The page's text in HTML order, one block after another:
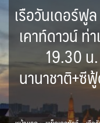
เอเชียกลาง 6
LKA ศรีลังกา +
ศ
KHM กัมพูชา 0
HKG ฮ่องกง - มาเก๊า
3
แอลเบเนีย - Albania
MNE มอนเตเนโกร 1
Baltic บอลติก 4
อเมริกาใต้ 8
CAN แคนาดา 3
ECU เอกวาดอร์ 0
USA สหรัฐอเมริกา
ทัวร์ ล่องเรือสำราญยุ
ทัวร์ ล่องเรือสำราญอ
1
ไมโครนีเซีย -
ขั้วโลกเหนือ 2
เกาะโบราโบร่า -
0
โมร็อคโค - Morocco
ล่องเรือดินเนอร์ วันวา
22
ล่องเรือดินเนอร์วันปีใ
ล่องเรือดินเนอร์แม่น้ำ
าพระยา
34
ล่องเรือโปรแกรมอยุธ
ล่องเรือ รอบ Sunset
ล่องเรือเหมาลำ / เห
อยอร์ช / Speed Boat ส่
ะเทศ
255
เรือยอร์ช / Speed
บ Join ทั่วประเทศ
72
ตั๋วสวนสนุก 0
บุฟเฟต์ใบหยก 7
ตั๋วเรือ Hop-on Hop-
โปรแกรมทัวร์ทั่วไทย 0
พิเศษ! ล่องเรือเทศก
ยา
ห้องพักราคาพิเศษ 3
ข่าวที่น่าสนใจ
ความรู้ทั่วไป
เรือวันเดอร์ฟู
เคาท์ดาวน์ ท่
19.30 น
นานาชาติ+ซี